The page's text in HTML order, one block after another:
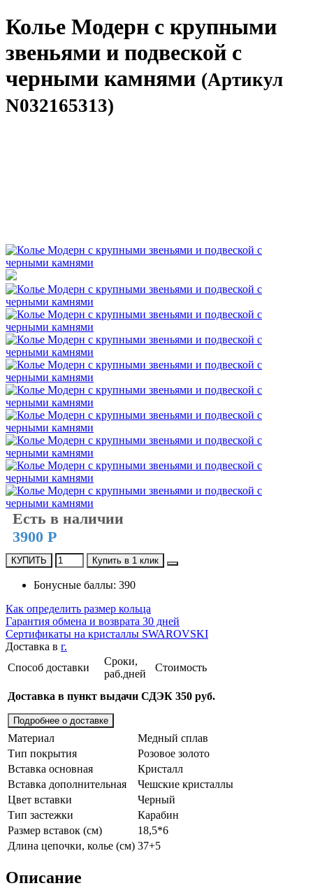
Колье Модерн с крупными
звеньями и подвеской с
черными камнями (Артикул
N032165313)
Есть в наличии
3900 Р
КУПИТЬ Купить в 1 клик
Бонусные баллы: 390
Как определить размер кольца
Гарантия обмена и возврата 30 дней
Сертификаты на кристаллы SWAROVSKI
Доставка в г.
Способ доставки
Сроки,
раб.дней
Стоимость
Доставка в пункт выдачи СДЭК 350 руб.
Подробнее о доставке
Материал
Медный сплав
Тип покрытия
Розовое золото
Вставка основная
Кристалл
Вставка дополнительная
Чешские кристаллы
Цвет вставки
Черный
Тип застежки
Карабин
Размер вставок (см)
18,5*6
Длина цепочки, колье (см) 37+5
Описание